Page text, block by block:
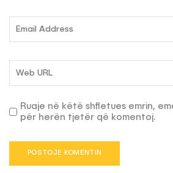
Ruaje në këtë shfletues emrin,
për herën tjetër që komentoj.